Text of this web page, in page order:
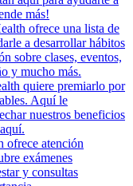
más!
ofrece una lista de
a desarrollar hábitos
sobre clases, eventos,
y mucho más.
quiere premiarlo por
Aquí le
nuestros beneficios
ofrece atención
exámenes
y consultas